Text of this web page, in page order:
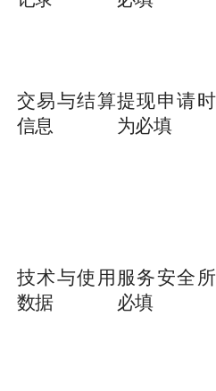
交易与结算
信息
提现申请时
为必填
技术与使用
数据
服务安全所
必填